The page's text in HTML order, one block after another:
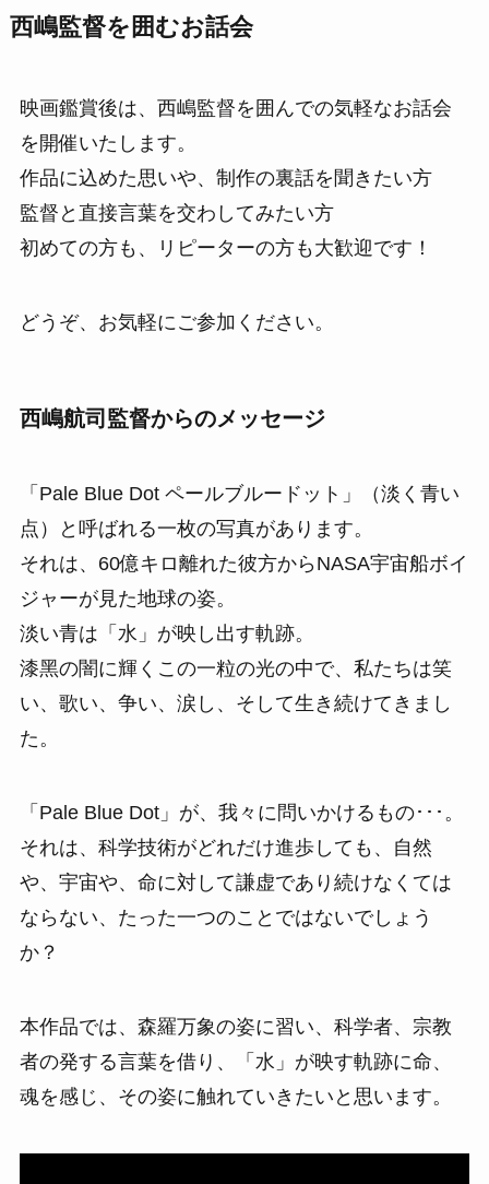
西嶋監督を囲むお話会
映画鑑賞後は、西嶋監督を囲んでの気軽なお話会
を開催いたします。
作品に込めた思いや、制作の裏話を聞きたい方
監督と直接言葉を交わしてみたい方
初めての方も、リピーターの方も大歓迎です！
どうぞ、お気軽にご参加ください。
西嶋航司監督からのメッセージ
「Pale Blue Dot ペールブルードット」（淡く⻘い
点）と呼ばれる⼀枚の写真があります。
それは、60億キロ離れた彼⽅からNASA宇宙船ボイ
ジャーが⾒た地球の姿。
淡い⻘は「⽔」が映し出す軌跡。
漆⿊の闇に輝くこの⼀粒の光の中で、私たちは笑
い、歌い、争い、涙し、そして⽣き続けてきまし
た。
「Pale Blue Dot」が、我々に問いかけるもの･･･。
それは、科学技術がどれだけ進歩しても、⾃然
や、宇宙や、命に対して謙虚であり続けなくては
ならない、たった⼀つのことではないでしょう
か？
本作品では、森羅万象の姿に習い、科学者、宗教
者の発する⾔葉を借り、「⽔」が映す軌跡に命、
魂を感じ、その姿に触れていきたいと思います。